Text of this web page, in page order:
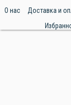
О нас Доставка и